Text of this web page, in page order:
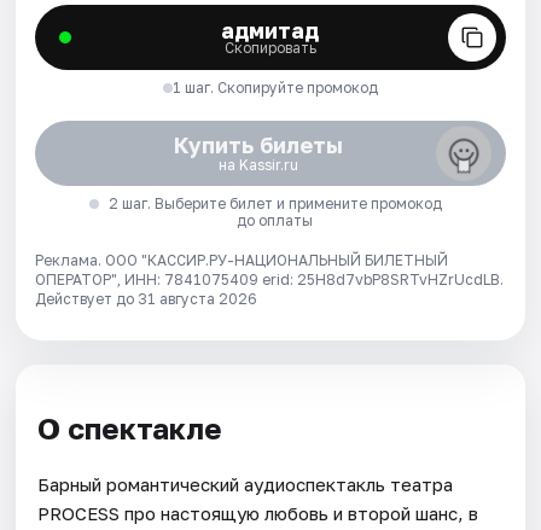
адмитад
Скопировать
1 шаг. Скопируйте промокод
Купить билеты
на Kassir.ru
2 шаг. Выберите билет и примените промокод
до оплаты
Реклама. ООО "КАССИР.РУ-НАЦИОНАЛЬНЫЙ БИЛЕТНЫЙ
ОПЕРАТОР", ИНН: 7841075409 erid: 25H8d7vbP8SRTvHZrUcdLB.
Действует до 31 августа 2026
О спектакле
Барный романтический аудиоспектакль театра
PROCESS про настоящую любовь и второй шанс, в